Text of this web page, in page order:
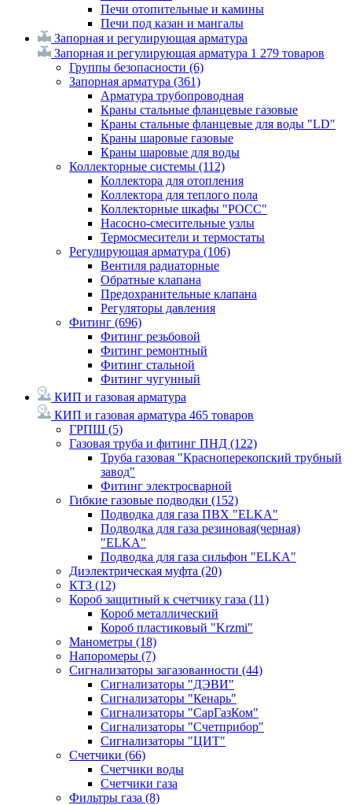
Печи отопительные и камины
Печи под казан и мангалы
Запорная и регулирующая арматура
Запорная и регулирующая арматура 1 279 товаров
Группы безопасности (6)
Запорная арматура (361)
Арматура трубопроводная
Краны стальные фланцевые газовые
Краны стальные фланцевые для воды "LD"
Краны шаровые газовые
Краны шаровые для воды
Коллекторные системы (112)
Коллектора для отопления
Коллектора для теплого пола
Коллекторные шкафы "РОСС"
Насосно-смесительные узлы
Термосмесители и термостаты
Регулирующая арматура (106)
Вентиля радиаторные
Обратные клапана
Предохранительные клапана
Регуляторы давления
Фитинг (696)
Фитинг резьбовой
Фитинг ремонтный
Фитинг стальной
Фитинг чугунный
КИП и газовая арматура
КИП и газовая арматура 465 товаров
ГРПШ (5)
Газовая труба и фитинг ПНД (122)
Труба газовая "Красноперекопский трубный
завод"
Фитинг электросварной
Гибкие газовые подводки (152)
Подводка для газа ПВХ "ELKA"
Подводка для газа резиновая(черная)
"ELKA"
Подводка для газа сильфон "ELKA"
Диэлектрическая муфта (20)
КТЗ (12)
Короб защитный к счетчику газа (11)
Короб металлический
Короб пластиковый "Krzmi"
Манометры (18)
Напоромеры (7)
Сигнализаторы загазованности (44)
Сигнализаторы "ДЭВИ"
Сигнализаторы "Кенарь"
Сигнализаторы "СарГазКом"
Сигнализаторы "Счетприбор"
Сигнализаторы "ЦИТ"
Счетчики (66)
Счетчики воды
Счетчики газа
Фильтры газа (8)